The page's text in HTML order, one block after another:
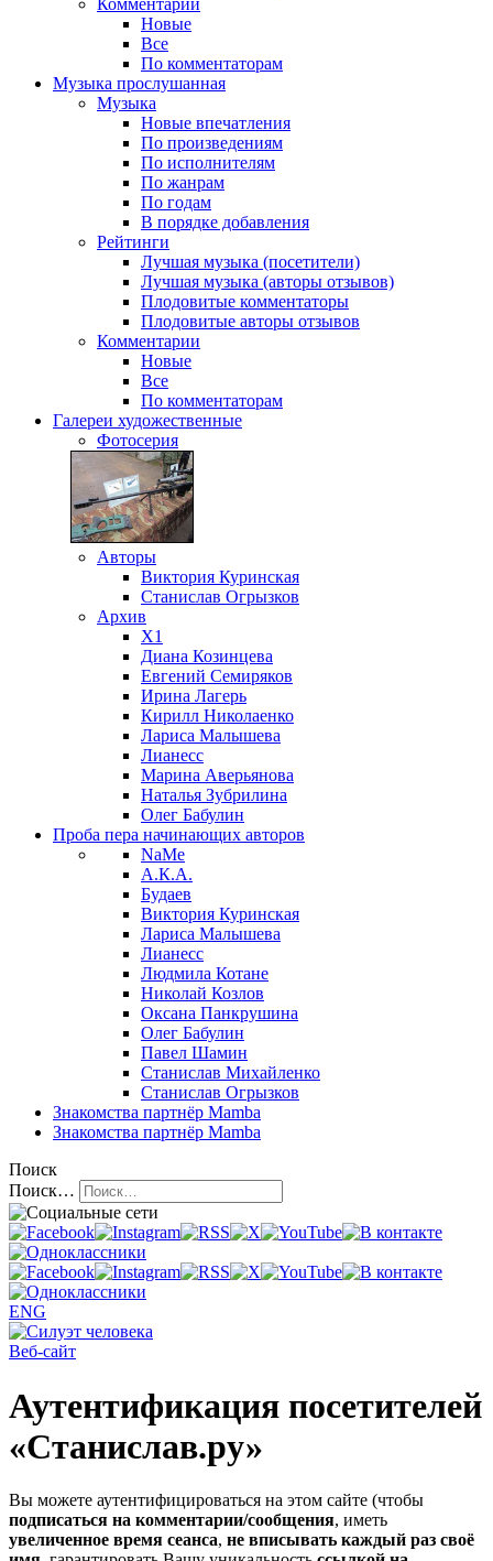
Новые
Все
По комментаторам
Музыка прослушанная
Музыка
Новые впечатления
По произведениям
По исполнителям
По жанрам
По годам
В порядке добавления
Рейтинги
Лучшая музыка (посетители)
Лучшая музыка (авторы отзывов)
Плодовитые комментаторы
Плодовитые авторы отзывов
Комментарии
Новые
Все
По комментаторам
Галереи художественные
Фотосерия
Авторы
Виктория Куринская
Станислав Огрызков
Архив
X1
Диана Козинцева
Евгений Семиряков
Ирина Лагерь
Кирилл Николаенко
Лариса Малышева
Лианесс
Марина Аверьянова
Наталья Зубрилина
Олег Бабулин
Проба пера начинающих авторов
NaMe
А.К.А.
Будаев
Виктория Куринская
Лариса Малышева
Лианесс
Людмила Котане
Николай Козлов
Оксана Панкрушина
Олег Бабулин
Павел Шамин
Станислав Михайленко
Станислав Огрызков
Знакомства партнёр Mamba
Знакомства партнёр Mamba
Поиск
Поиск…
ENG
Веб-сайт
Аутентификация посетителей
«Станислав.ру»
Вы можете аутентифицироваться на этом сайте (чтобы
подписаться на комментарии/сообщения, иметь
увеличенное время сеанса, не вписывать каждый раз своё